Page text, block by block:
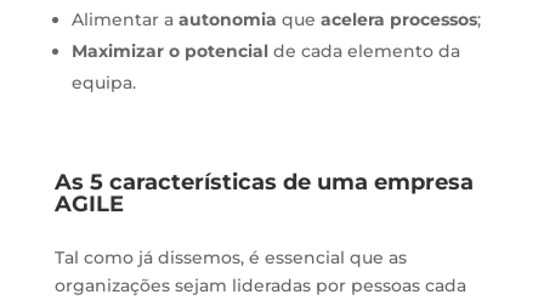
Alimentar a autonomia que acelera processos;
Maximizar o potencialde cada elemento da
equipa.
As 5 características de uma empresa
AGILE
Tal como já dissemos, é essencial que as
organizações sejam lideradas por pessoas cada